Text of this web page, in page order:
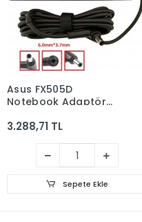
Asus FX505D
Notebook Adaptör
150W)
3.288,71 TL
Sepete Ekle